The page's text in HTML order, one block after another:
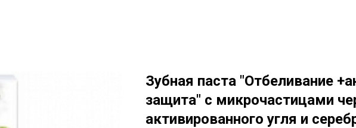
Зубная паста "Отбеливание
защита" с микрочастицами
активированного угля и